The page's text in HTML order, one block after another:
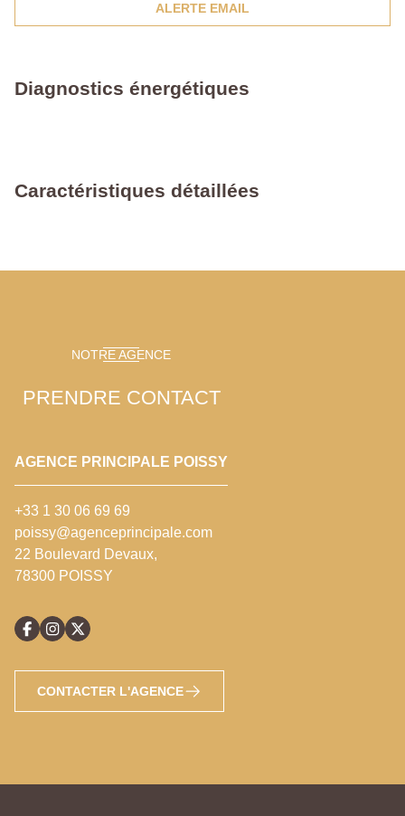
ALERTE EMAIL
Diagnostics énergétiques
Caractéristiques détaillées
NOTRE AGENCE
PRENDRE CONTACT
AGENCE PRINCIPALE POISSY
+33 1 30 06 69 69
poissy@agenceprincipale.com
22 Boulevard Devaux,
78300 POISSY
CONTACTER L'AGENCE